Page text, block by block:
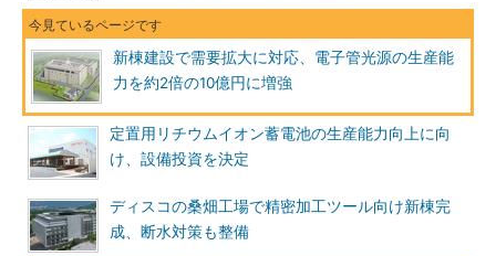
新棟建設で需要拡大に対応、電子管光源の生産能
力を約2倍の10億円に増強
定置用リチウムイオン蓄電池の生産能力向上に向
け、設備投資を決定
ディスコの桑畑工場で精密加工ツール向け新棟完
成、断水対策も整備